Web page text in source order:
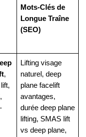
Mots-Clés de
Longue Traîne
(SEO)
,
Lifting visage
naturel, deep
plane facelift
avantages,
durée deep plane
lifting, SMAS lift
vs deep plane,